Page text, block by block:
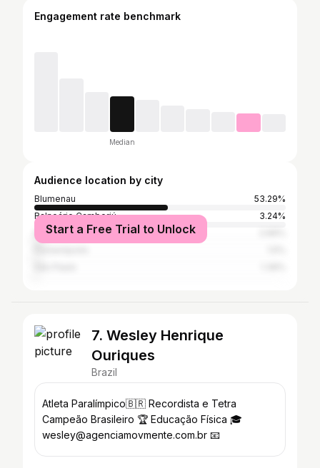
Engagement rate benchmark
Median
Audience location by city
Blumenau
53.29%
Balneário Camboriú
3.24%
ItajaíStart a Free Trial to Unlock
7. Wesley Henrique
Ouriques
Brazil
Atleta Paralímpico🇧🇷 Recordista e Tetra
Campeão Brasileiro 🏆 Educação Física 🎓
wesley@agenciamovmente.com.br 📧